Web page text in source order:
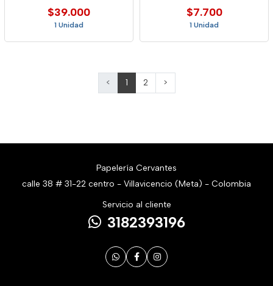
$39.000
1 Unidad
$7.700
1 Unidad
< 1 2 >
Papelería Cervantes
calle 38 # 31-22 centro - Villavicencio (Meta) - Colombia
Servicio al cliente
3182393196